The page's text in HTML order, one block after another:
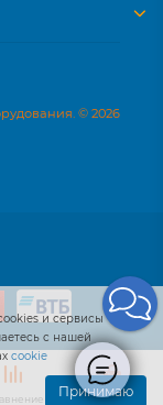
и сервисы
с нашей
cookie
Принимаю
© 2026
Корзина